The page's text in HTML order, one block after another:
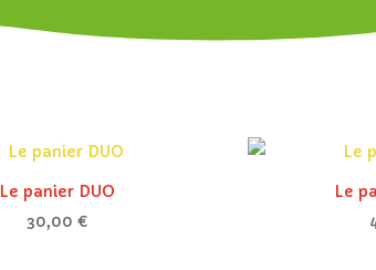
Le panier DUO
30,00 €
Le